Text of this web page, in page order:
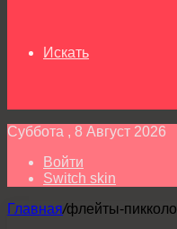
Искать
Суббота , 8 Август 2026
Войти
Switch skin
Главная/флейты-пикколо